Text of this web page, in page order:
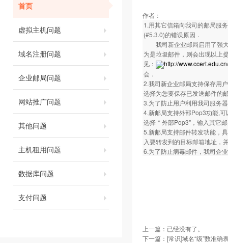
首页
虚拟主机问题
域名注册问题
企业邮局问题
网站推广问题
其他问题
主机租用问题
数据库问题
支付问题
作者：
1.用其它信箱向我司的邮局服
(#5.3.0)的错误原因．
我司新企业邮局启用了强大
为是垃圾邮件，则会出现以上
见：
http://
会．
2.我司新企业邮局支持保存用
选择为您要保存已发送邮件的
3.为了防止用户利用我司服务
4.新邮局支持外部Pop3功能,
选择＂外部Pop3"，输入其它
5.新邮局支持邮件转发功能，
入要转发到的目标邮箱地址，
6.为了防止病毒邮件，我司企
上一篇：已经没有了。
下一篇： [常识]域名“级”数准确